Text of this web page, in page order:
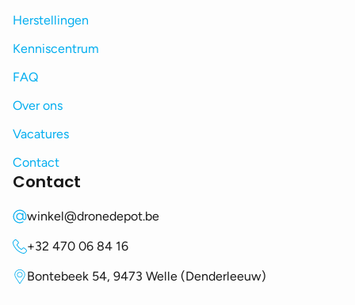
Herstellingen
Kenniscentrum
FAQ
Over ons
Vacatures
Contact
Contact
winkel@dronedepot.be
+32 470 06 84 16
Bontebeek 54, 9473 Welle (Denderleeuw)